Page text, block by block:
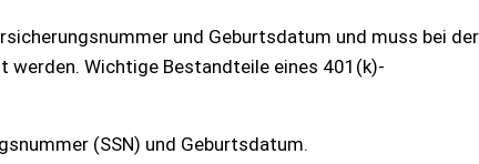
und Geburtsdatum und muss bei der
werden. Wichtige Bestandteile eines 401(k)-
(SSN) und Geburtsdatum.